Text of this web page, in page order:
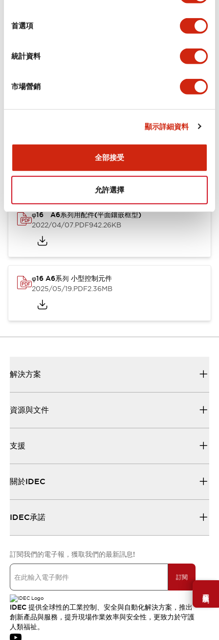
首選項
統計資料
市場營銷
顯示詳細資料
全部接受
允許選擇
需要幫助嗎？
環境規範
機械規格
安裝和安裝規範
型錄和宣傳手冊 CAD檔 認證與標準 技術文件
φ16 A6系列用配件(平面鑲嵌框型)
2022/04/07.PDF942.26KB
φ16 A6系列 小型控制元件
2025/05/19.PDF2.36MB
解決方案
資源與文件
支援
關於IDEC
IDEC承諾
訂閱我們的電子報，獲取我們的最新訊息!
訂閱
IDEC 提供全球性的工業控制、安全與自動化解決方案，推出
創新產品與服務，提升現場作業效率與安全性，更致力於守護
人類福祉。